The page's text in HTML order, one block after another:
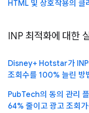
HTML 및 상호작용의 클
INP 최적화에 대한
Disney+ Hotstar가 INP
조회수를 100% 늘린 방
PubTech의 동의 관리
64% 줄이고 광고 조회